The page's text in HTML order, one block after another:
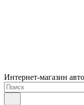
Интернет-магазин